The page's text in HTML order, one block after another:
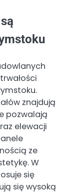
znajdują
pozwalają
elewacji
ze
W
się
się wysoką